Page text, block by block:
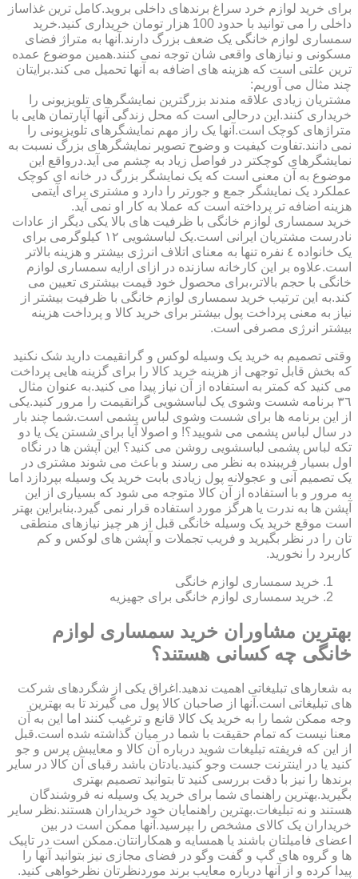
برای خرید لوازم خرد سراغ برندهای داخلی بروید.کامل ترین غذاساز
داخلی را می توانید با حدود 100 هزار تومان خریداری کنید.خرید
سمساری لوازم خانگی یک ضعف بزرگ دارند.آنها به متراژ فضای
مسکونی و نیازهای واقعی شان توجه نمی کنند.همین موضوع عمده
ترین علتی است که هزینه های اضافه به آنها تحمیل می کند.برایتان
چند مثال می آوریم:
مشتریان زیادی علاقه مندند بزرگترین نمایشگرهای تلویزیونی را
خریداری کنند.این درحالی است که محل زندگی آنها آپارتمان هایی با
متراژهای کوچک است.آنها یک راز مهم نمایشگرهای تلویزیونی را
نمی دانند.تفاوت کیفیت و وضوح تصویر نمایشگرهای بزرگ نسبت به
نمایشگرهای کوچکتر در فواصل زیاد به چشم می آید.درواقع این
موضوع به آن معنی است که یک نمایشگر بزرگ در خانه ای کوچک
عملکرد یک نمایشگر جمع و جورتر را دارد و مشتری برای آیتمی
هزینه اضافه تر پرداخته است که عملا به کار او نمی آید.
خرید سمساری لوازم خانگی با ظرفیت های بالا یکی دیگر از عادات
نادرست مشتریان ایرانی است.یک لباسشویی ١٢ کیلوگرمی برای
یک خانواده ٤ نفره تنها به معنای اتلاف انرژی بیشتر و هزینه بالاتر
است.علاوه بر این کارخانه سازنده در ازای ارایه سمساری لوازم
خانگی با حجم بالاتر،برای محصول خود قیمت بیشتری تعیین می
کند.به این ترتیب خرید سمساری لوازم خانگی با ظرفیت بیشتر از
نیاز به معنی پرداخت پول بیشتر برای خرید کالا و پرداخت هزینه
بیشتر انرژی مصرفی است.
وقتی تصمیم به خرید یک وسیله لوکس و گرانقیمت دارید شک نکنید
که بخش قابل توجهی از هزینه خرید کالا را برای گزینه هایی پرداخت
می کنید که کمتر به استفاده از آن نیاز پیدا می کنید.به عنوان مثال
٣٦ برنامه شست وشوی یک لباسشویی گرانقیمت را مرور کنید.یکی
از این برنامه ها برای شست وشوی لباس پشمی است.شما چند بار
در سال لباس پشمی می شویید؟! و اصولا آیا برای شستن یک یا دو
تکه لباس پشمی لباسشویی روشن می کنید؟ این آپشن ها در نگاه
اول بسیار فریبنده به نظر می رسند و باعث می شوند مشتری در
یک تصمیم آنی و عجولانه پول زیادی بابت خرید یک وسیله بپردازد اما
به مرور و با استفاده از آن کالا متوجه می شود که بسیاری از این
آپشن ها به ندرت یا هرگز مورد استفاده قرار نمی گیرد.بنابراین بهتر
است موقع خرید یک وسیله خانگی قبل از هر چیز نیازهای منطقی
تان را در نظر بگیرید و فریب تجملات و آپشن های لوکس و کم
کاربرد را نخورید.
خرید سمساری لوازم خانگی
خرید سمساری لوازم خانگی برای جهیزیه
بهترین مشاوران خرید سمساری لوازم
خانگی چه کسانی هستند؟
به شعارهای تبلیغاتی اهمیت ندهید.اغراق یکی از شگردهای شرکت
های تبلیغاتی است.آنها از صاحبان کالا پول می گیرند تا به بهترین
وجه ممکن شما را به خرید یک کالا قانع و ترغیب کنند اما این به آن
معنا نیست که تمام حقیقت با شما در میان گذاشته شده است.قبل
از این که فریفته تبلیغات شوید درباره آن کالا و معایبش پرس و جو
کنید یا در اینترنت جست وجو کنید.یادتان باشد رقبای آن کالا در سایر
برندها را نیز با دقت بررسی کنید تا بتوانید تصمیم بهتری
بگیرید.بهترین راهنمای شما برای خرید یک وسیله نه فروشندگان
هستند و نه تبلیغات.بهترین راهنمایان خود خریداران هستند.نظر سایر
خریداران یک کالای مشخص را بپرسید.آنها ممکن است در بین
اعضای فامیلتان باشند یا همسایه و همکارانتان.ممکن است در تاپیک
ها و گروه های گپ و گفت وگو در فضای مجازی نیز بتوانید آنها را
پیدا کرده و از آنها درباره معایب برند موردنظرتان نظرخواهی کنید.